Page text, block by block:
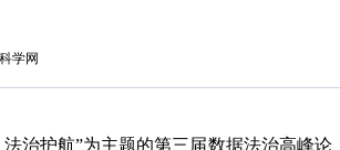
学网
治护航”为主题的第三届数据法治高峰论